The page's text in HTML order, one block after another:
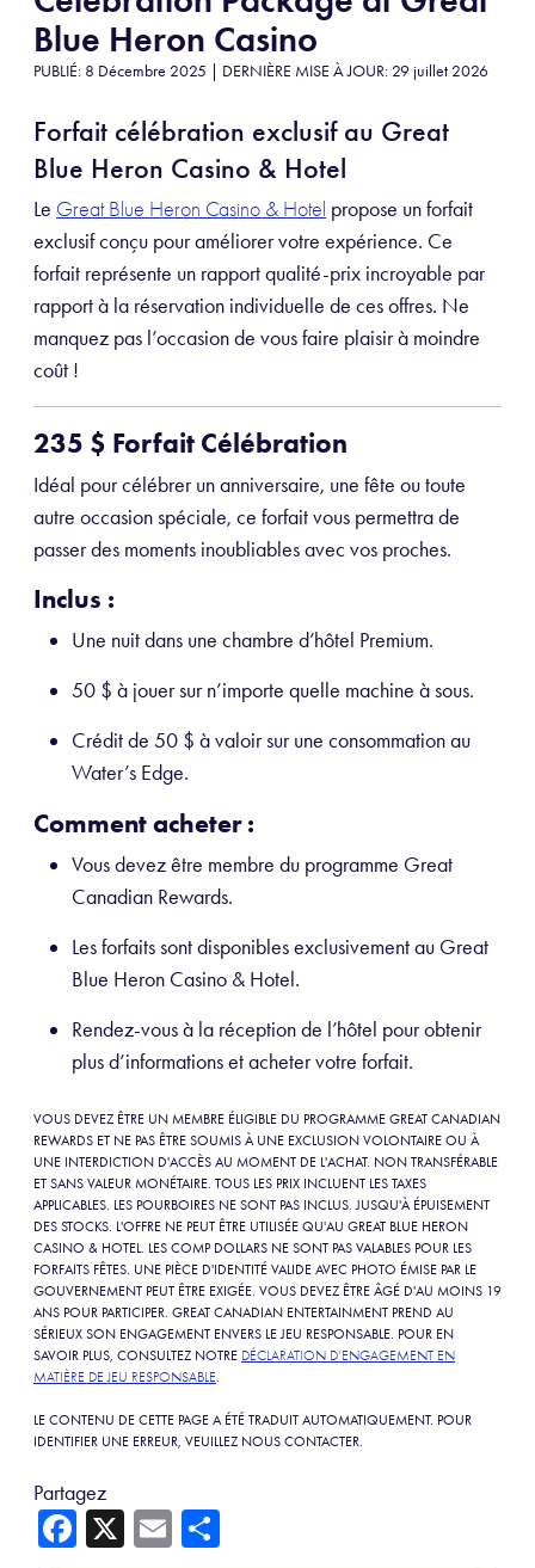
Blue Heron Casino
PUBLIÉ: 8 Décembre 2025 | DERNIÈRE MISE À JOUR: 29 juillet 2026
Forfait célébration exclusif au Great
Blue Heron Casino & Hotel
Le Great Blue Heron Casino & Hotel propose un forfait
exclusif conçu pour améliorer votre expérience. Ce
forfait représente un rapport qualité-prix incroyable par
rapport à la réservation individuelle de ces offres. Ne
manquez pas l’occasion de vous faire plaisir à moindre
coût !
235 $ Forfait Célébration
Idéal pour célébrer un anniversaire, une fête ou toute
autre occasion spéciale, ce forfait vous permettra de
passer des moments inoubliables avec vos proches.
Inclus :
Une nuit dans une chambre d’hôtel Premium.
50 $ à jouer sur n’importe quelle machine à sous.
Crédit de 50 $ à valoir sur une consommation au
Water’s Edge.
Comment acheter :
Vous devez être membre du programme Great
Canadian Rewards.
Les forfaits sont disponibles exclusivement au Great
Blue Heron Casino & Hotel.
Rendez-vous à la réception de l’hôtel pour obtenir
plus d’informations et acheter votre forfait.
VOUS DEVEZ ÊTRE UN MEMBRE ÉLIGIBLE DU PROGRAMME GREAT CANADIAN
REWARDS ET NE PAS ÊTRE SOUMIS À UNE EXCLUSION VOLONTAIRE OU À
UNE INTERDICTION D'ACCÈS AU MOMENT DE L'ACHAT. NON TRANSFÉRABLE
ET SANS VALEUR MONÉTAIRE. TOUS LES PRIX INCLUENT LES TAXES
APPLICABLES. LES POURBOIRES NE SONT PAS INCLUS. JUSQU'À ÉPUISEMENT
DES STOCKS. L'OFFRE NE PEUT ÊTRE UTILISÉE QU'AU GREAT BLUE HERON
CASINO & HOTEL. LES COMP DOLLARS NE SONT PAS VALABLES POUR LES
FORFAITS FÊTES. UNE PIÈCE D'IDENTITÉ VALIDE AVEC PHOTO ÉMISE PAR LE
GOUVERNEMENT PEUT ÊTRE EXIGÉE. VOUS DEVEZ ÊTRE ÂGÉ D'AU MOINS 19
ANS POUR PARTICIPER. GREAT CANADIAN ENTERTAINMENT PREND AU
SÉRIEUX SON ENGAGEMENT ENVERS LE JEU RESPONSABLE. POUR EN
SAVOIR PLUS, CONSULTEZ NOTRE DÉCLARATION D’ENGAGEMENT EN
MATIÈRE DE JEU RESPONSABLE.
LE CONTENU DE CETTE PAGE A ÉTÉ TRADUIT AUTOMATIQUEMENT. POUR
IDENTIFIER UNE ERREUR, VEUILLEZ NOUS CONTACTER.
Partagez
Fa X
E